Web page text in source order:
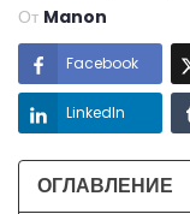
От Manon
Facebook
LinkedIn
ОГЛАВЛЕНИЕ